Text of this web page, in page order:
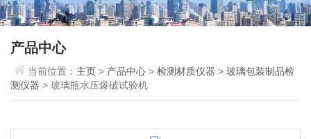
产品中心
当前位置： 主页> 产品中心 >检测材质仪器 >玻璃包装制品检
测仪器 > 玻璃瓶水压爆破试验机